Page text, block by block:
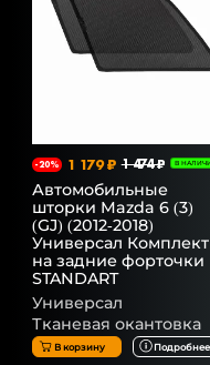
-20% 1 179 ₽ 1 474 ₽ В
Автомобильные
шторки Mazda 6 (3)
(GJ) (2012-2018)
Универсал Комплект
на задние форточки
STANDART
Универсал
Тканевая окантовка
В корзину Подробнее